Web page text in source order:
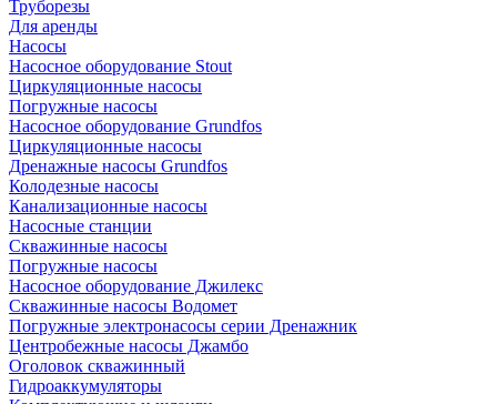
Труборезы
Для аренды
Насосы
Насосное оборудование Stout
Циркуляционные насосы
Погружные насосы
Насосное оборудование Grundfos
Циркуляционные насосы
Дренажные насосы Grundfos
Колодезные насосы
Канализационные насосы
Насосные станции
Скважинные насосы
Погружные насосы
Насосное оборудование Джилекс
Скважинные насосы Водомет
Погружные электронасосы серии Дренажник
Центробежные насосы Джамбо
Оголовок скважинный
Гидроаккумуляторы